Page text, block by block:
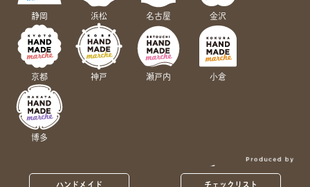
ハンドメイド チェックリスト
静岡 浜松 名古屋 金沢
京都 神戸 瀬戸内 小倉
博多